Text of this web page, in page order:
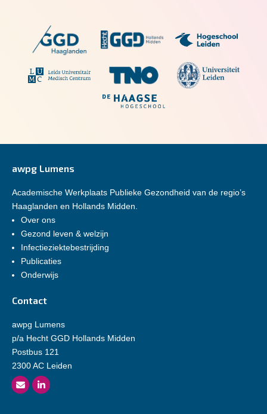
awpg Lumens
Academische Werkplaats Publieke Gezondheid van de regio’s
Haaglanden en Hollands Midden.
Over ons
Gezond leven & welzijn
Infectieziektebestrijding
Publicaties
Onderwijs
Contact
awpg Lumens
p/a Hecht GGD Hollands Midden
Postbus 121
2300 AC Leiden